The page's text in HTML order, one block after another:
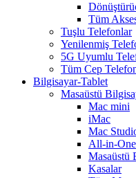
Tüm
Tuşlu Telefonlar
Yenilenmiş
5G Uyumlu
Tüm Cep
Bilgisayar-Tablet
Masaüstü
Mac mini
iMac
Mac
All-in-
Masaüstü
Kasalar